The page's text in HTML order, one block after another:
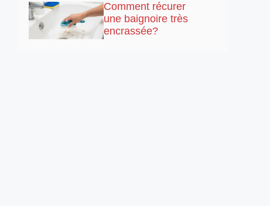
Comment récurer
une baignoire très
encrassée?